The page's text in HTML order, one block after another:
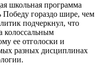
школьная программа
Победу гораздо шире, чем
подчеркнул, что
колоссальным
ее отголоски и
разных дисциплинах